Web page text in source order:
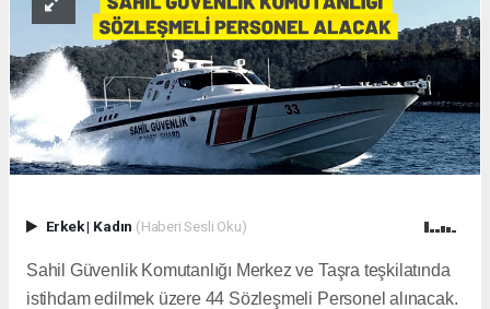
Erkek| Kadın (Haberi Sesli Oku)
Sahil Güvenlik Komutanlığı Merkez ve Taşra teşkilatında
istihdam edilmek üzere 44 Sözleşmeli Personel alınacak.